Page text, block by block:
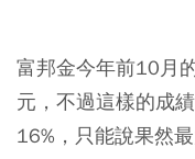
富邦金今年前10月
元，不過這樣的成
16%，只能說果然